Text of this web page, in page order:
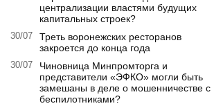
централизации властями будущих
капитальных строек?
30/07
Треть воронежских ресторанов
закроется до конца года
30/07
Чиновница Минпромторга и
представители «ЭФКО» могли быть
замешаны в деле о мошенничестве с
беспилотниками?